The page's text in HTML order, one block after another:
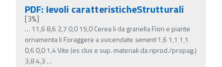
PDF: Ievoli caratteristicheStrutturali
[3%]
… 11,6 8,6 2,7 0,0 15,0 Cerea li da granella Fiori e piante
ornamenta li Foraggere a vvicendate sementi1,6 1,1 1,1
0,6 0,0 1,4 Vite (es clus e sup. materiali da riprod./propag.)
3,8 4,3 …